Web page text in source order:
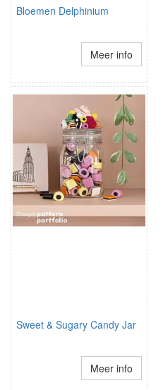
Bloemen Delphinium
Meer info
Sweet & Sugary Candy Jar
Meer info